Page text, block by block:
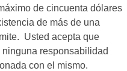
de cincuenta dólares
de más de una
Usted acepta que
responsabilidad
con el mismo.